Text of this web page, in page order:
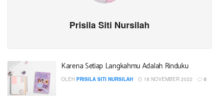
Prisila Siti Nursilah
Karena Setiap Langkahmu Adalah Rinduku
OLEH PRISILA SITI NURSILAH 18 NOVEMBER 2022 0